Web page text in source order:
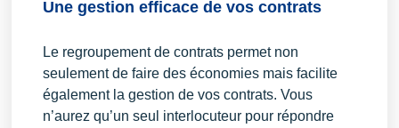
Une gestion efficace de vos contrats
Le regroupement de contrats permet non
seulement de faire des économies mais facilite
également la gestion de vos contrats. Vous
n’aurez qu’un seul interlocuteur pour répondre